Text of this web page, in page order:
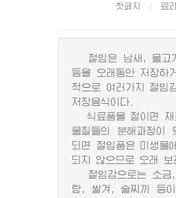
첫페지 료
절임은 남새, 물고
등을 오래동안 저장하
적으로 여러가지 절임
저장음식이다.
식료품을 절이면 재
물질들의 분해과정이
되면 절임품은 미생물
되지 않으므로 오래 보
절임감으로는 소금
탕, 쌀겨, 술찌끼 등